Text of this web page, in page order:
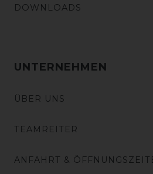
DOWNLOADS
UNTERNEHMEN
ÜBER UNS
TEAMREITER
ANFAHRT &